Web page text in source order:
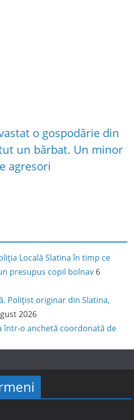
o gospodărie din
un bărbat. Un minor
agresori
Locală Slatina în timp ce
presupus copil bolnav 6
Polițist originar din Slatina,
2026
într-o anchetă coordonată de